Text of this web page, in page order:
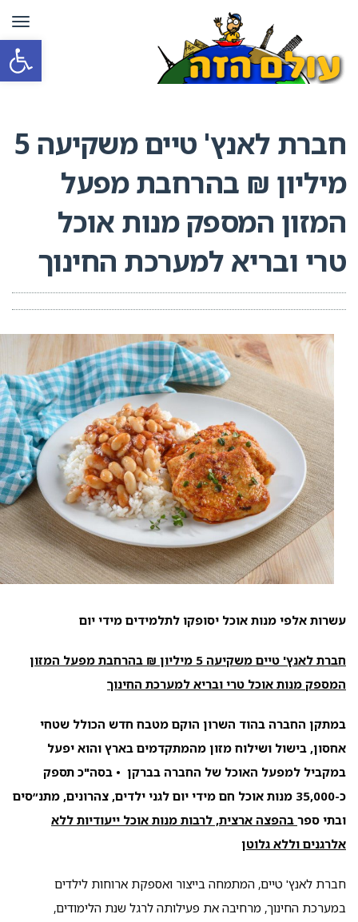
פתח
חברת לאנץ' טיים משקיעה 5
מיליון ₪ בהרחבת מפעל
המזון המספק מנות אוכל
טרי ובריא למערכת החינוך
עשרות אלפי מנות אוכל יסופקו לתלמידים מידי יום
חברת לאנץ' טיים משקיעה 5 מיליון ₪ בהרחבת מפעל המזון
המספק מנות אוכל טרי ובריא למערכת החינוך
במתקן החברה בהוד השרון הוקם מטבח חדש הכולל שטחי
אחסון, בישול ושילוח מזון מהמתקדמים בארץ והוא יפעל
במקביל למפעל האוכל של החברה בברקן • בסה"כ תספק
כ-35,000 מנות אוכל חם מידי יום לגני ילדים, צהרונים, מתנ״סים
ובתי ספר בהפצה ארצית, לרבות מנות אוכל ייעודיות ללא
אלרגנים וללא גלוטן
חברת לאנץ' טיים, המתמחה בייצור ואספקת ארוחות לילדים
במערכת החינוך, מרחיבה את פעילותה לרגל שנת הלימודים,